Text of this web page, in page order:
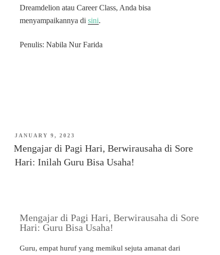
Dreamdelion atau Career Class, Anda bisa
menyampaikannya di sini.
Penulis: Nabila Nur Farida
JANUARY 9, 2023
Mengajar di Pagi Hari, Berwirausaha di Sore
Hari: Inilah Guru Bisa Usaha!​
Mengajar di Pagi Hari, Berwirausaha di Sore
Hari: Guru Bisa Usaha!
Guru, empat huruf yang memikul sejuta amanat dari